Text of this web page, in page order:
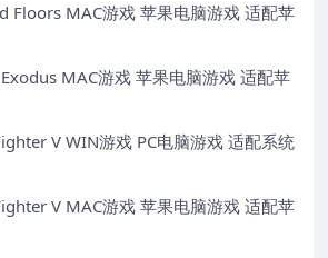
Floors MAC游戏 苹果电脑游戏 适配苹
MAC游戏 苹果电脑游戏 适配苹
V WIN游戏 PC电脑游戏 适配系统
V MAC游戏 苹果电脑游戏 适配苹